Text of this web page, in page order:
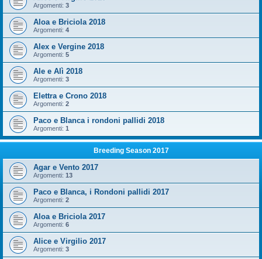
Argomenti: 3
Aloa e Briciola 2018
Argomenti: 4
Alex e Vergine 2018
Argomenti: 5
Ale e Alì 2018
Argomenti: 3
Elettra e Crono 2018
Argomenti: 2
Paco e Blanca i rondoni pallidi 2018
Argomenti: 1
Breeding Season 2017
Agar e Vento 2017
Argomenti: 13
Paco e Blanca, i Rondoni pallidi 2017
Argomenti: 2
Aloa e Briciola 2017
Argomenti: 6
Alice e Virgilio 2017
Argomenti: 3